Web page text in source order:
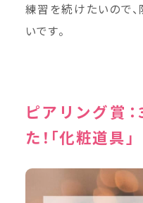
練習を続けたいので
いです。
ピアリング賞
た！「化粧道具」